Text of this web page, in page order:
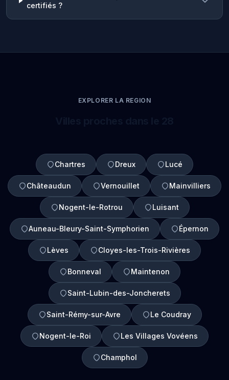
certifiés ?
EXPLORER LA REGION
Chartres Dreux Lucé
Châteaudun Vernouillet Mainvilliers
Nogent-le-Rotrou Luisant
Auneau-Bleury-Saint-Symphorien Épernon
Lèves Cloyes-les-Trois-Rivières
Bonneval Maintenon
Saint-Lubin-des-Joncherets
Saint-Rémy-sur-Avre Le Coudray
Nogent-le-Roi Les Villages Vovéens
Champhol